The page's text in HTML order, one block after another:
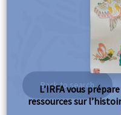
Back to search
L’IRFA vous
ressources sur